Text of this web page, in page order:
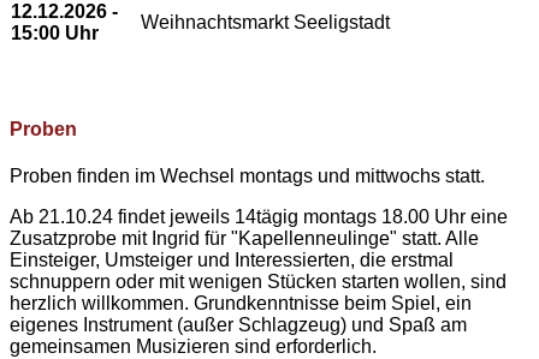
12.12.2026 -
15:00 Uhr
Weihnachtsmarkt Seeligstadt
Proben
Proben finden im Wechsel montags und mittwochs statt.
Ab 21.10.24 findet jeweils 14tägig montags 18.00 Uhr eine
Zusatzprobe mit Ingrid für "Kapellenneulinge" statt. Alle
Einsteiger, Umsteiger und Interessierten, die erstmal
schnuppern oder mit wenigen Stücken starten wollen, sind
herzlich willkommen. Grundkenntnisse beim Spiel, ein
eigenes Instrument (außer Schlagzeug) und Spaß am
gemeinsamen Musizieren sind erforderlich.